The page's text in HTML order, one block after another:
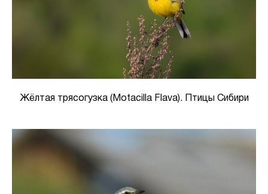
Жёлтая трясогузка (Motacilla Flava). Птицы Сибири